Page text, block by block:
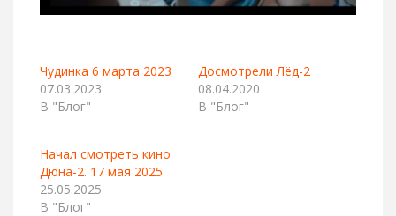
Чудинка 6 марта 2023
07.03.2023
В "Блог"
Досмотрели Лёд-2
08.04.2020
В "Блог"
Начал смотреть кино
Дюна-2. 17 мая 2025
25.05.2025
В "Блог"